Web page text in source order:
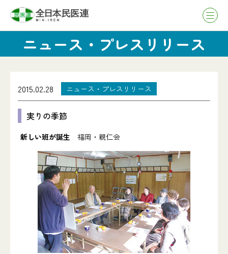
ニュース・プレスリリース
2015.02.28 ニュース・プレスリリース
実りの季節
新しい班が誕生 福岡・親仁会